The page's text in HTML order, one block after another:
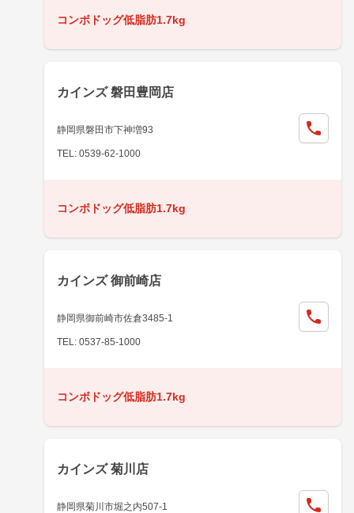
コンボドッグ低脂肪1.7kg
カインズ 磐田豊岡店
静岡県磐田市下神増93
TEL: 0539-62-1000
コンボドッグ低脂肪1.7kg
カインズ 御前崎店
静岡県御前崎市佐倉3485-1
TEL: 0537-85-1000
コンボドッグ低脂肪1.7kg
カインズ 菊川店
静岡県菊川市堀之内507-1